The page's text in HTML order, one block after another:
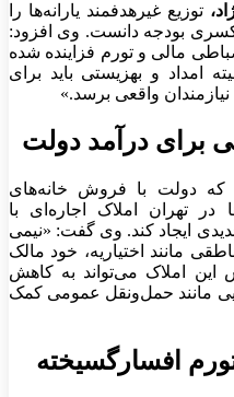
توزیع غیرهدفمند یارانه‌ها را
کسری بودجه دانست. وی افزود:
مالی و تورم فزاینده شده
و بهزیستی باید برای
نیازمندان واقعی برسد.»
برای درآمد دولت
که دولت با فروش خانه‌های
تهران املاک اجاره‌ای با
جدیدی ایجاد کند. وی گفت: «نیمی
مانند اختیاریه، خود مالک
املاک می‌تواند به کاهش
مانند حمل‌ونقل عمومی کمک
افسارگسیخته